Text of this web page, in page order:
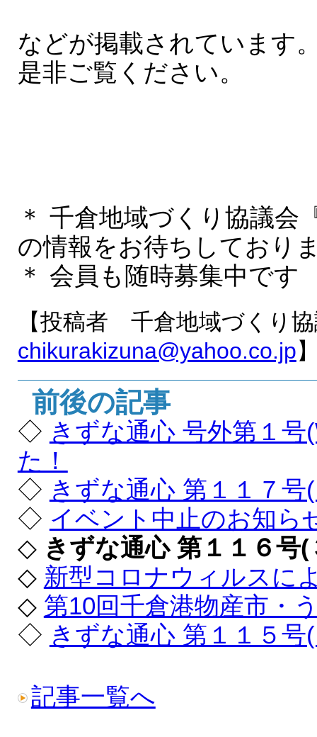
などが掲載されています
是非ご覧ください。
＊ 千倉地域づくり協議
の情報をお待ちしており
＊ 会員も随時募集中です
【投稿者 千倉地域づくり
chikurakizuna@yahoo.co.jp
前後の記事
◇ きずな通心 号外第１
た！
◇ きずな通心 第１１７
◇ イベント中止のお知ら
◇ きずな通心 第１１６号
◇ 新型コロナウィルスに
◇ 第10回千倉港物産市・
◇ きずな通心 第１１５
記事一覧へ